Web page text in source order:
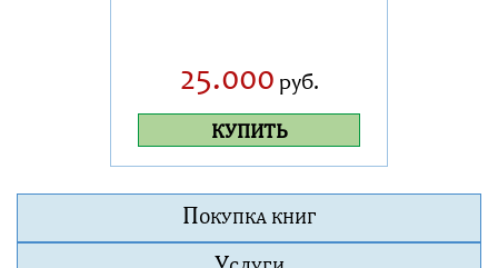
25.000 руб.
КУПИТЬ
ПОКУПКА КНИГ